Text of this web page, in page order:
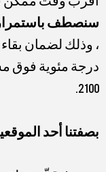
سنصطف
درجة مئوية فوق
2100.
بصفتنا أحد